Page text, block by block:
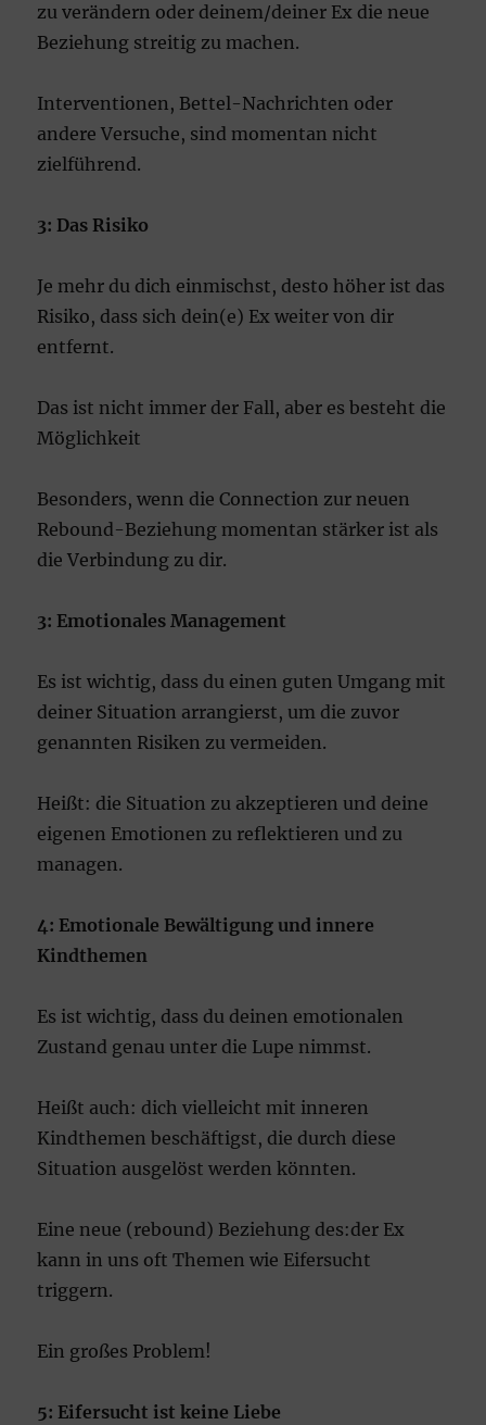
zu verändern oder deinem/deiner Ex die neue
Beziehung streitig zu machen.
Interventionen, Bettel-Nachrichten oder
andere Versuche, sind momentan nicht
zielführend.
3: Das Risiko
Je mehr du dich einmischst, desto höher ist das
Risiko, dass sich dein(e) Ex weiter von dir
entfernt.
Das ist nicht immer der Fall, aber es besteht die
Möglichkeit
Besonders, wenn die Connection zur neuen
Rebound-Beziehung momentan stärker ist als
die Verbindung zu dir.
3: Emotionales Management
Es ist wichtig, dass du einen guten Umgang mit
deiner Situation arrangierst, um die zuvor
genannten Risiken zu vermeiden.
Heißt: die Situation zu akzeptieren und deine
eigenen Emotionen zu reflektieren und zu
managen.
4: Emotionale Bewältigung und innere
Kindthemen
Es ist wichtig, dass du deinen emotionalen
Zustand genau unter die Lupe nimmst.
Heißt auch: dich vielleicht mit inneren
Kindthemen beschäftigst, die durch diese
Situation ausgelöst werden könnten.
Eine neue (rebound) Beziehung des:der Ex
kann in uns oft Themen wie Eifersucht
triggern.
Ein großes Problem!
5: Eifersucht ist keine Liebe